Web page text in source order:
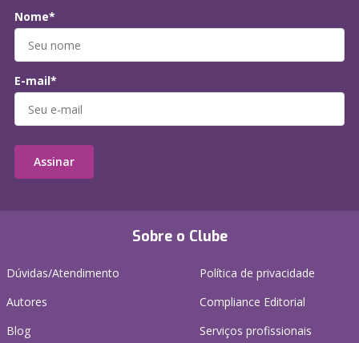
Sobre o Clube
Dúvidas/Atendimento
Autores
Blog
Política de privacidade
Compliance Editorial
Serviços profissionais
Nome*
E-mail*
Assinar